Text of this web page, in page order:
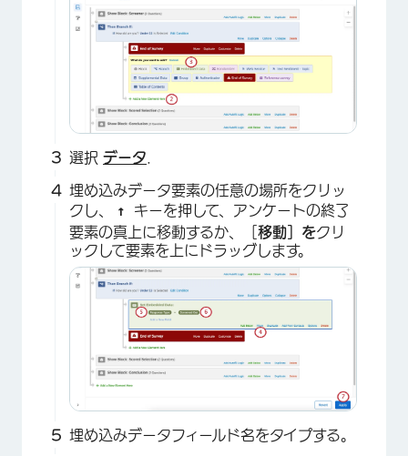
選択 データ
埋め込みデータ要素の任意の場所をクリッ
クし、
↑
キーを押して、アンケートの終了
要素の真上に移動するか、［ 移動］をクリ
ックして要素を上にドラッグします。
埋め込みデータフィールド名をタイプする。